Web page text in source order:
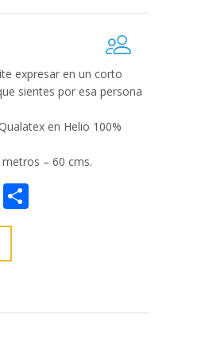
expresar en un corto
sientes por esa persona
en Helio 100%
– 60 cms.
Email